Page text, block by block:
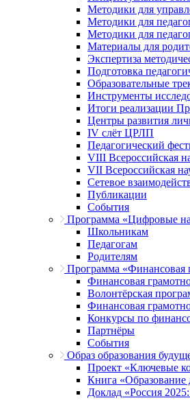
Методики для
Методики для
Методики для
Материалы для
Экспертиза
Подготовка
Образовательные
Инструменты
Итоги реализации
Центры развития
IV слёт ЦРЛП
Педагогический
VIII Всероссийская
VII Всероссийская
Сетевое
Публикации
События
Программа «Цифровые
Школьникам
Педагогам
Родителям
Программа «Финансовая
Финансовая
Волонтёрская
Финансовая
Конкурсы по
Партнёры
События
Образ образования
Проект «Ключевые
Книга «Образование
Доклад «Россия